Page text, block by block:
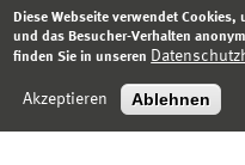
DATENSCHUTZHINWEIS
© 2026 INSTITUT FÜR
Diese Webseite verwendet
und das Besucher-Verhalten
finden Sie in unseren
Akzeptieren Ablehnen